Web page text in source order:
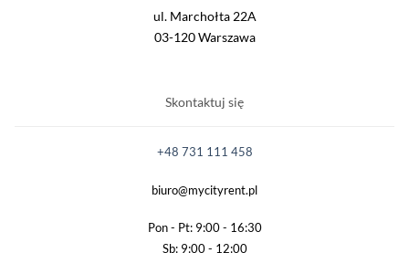
ul. Marchołta 22A
03-120 Warszawa
Skontaktuj się
+48 731 111 458
biuro@mycityrent.pl
Pon - Pt: 9:00 - 16:30
Sb: 9:00 - 12:00